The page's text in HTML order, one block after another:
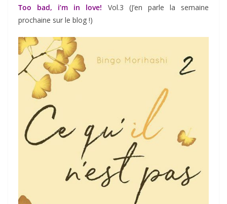
Too bad, i’m in love! Vol.3 (J’en parle la semaine
prochaine sur le blog !)